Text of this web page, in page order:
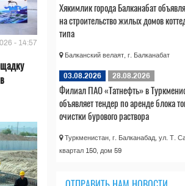
- 14:57
Хякимлик города Балканабат
на строительство жилых домов
типа
Балканский велаят, г. Балканабат
03.08.2026 28.08.2026
Филиал ПАО «Татнефть» в
объявляет тендер по аренде блока
очистки бурового раствора
Туркменистан, г. Балканабад, ул. Т.
квартал 150, дом 59